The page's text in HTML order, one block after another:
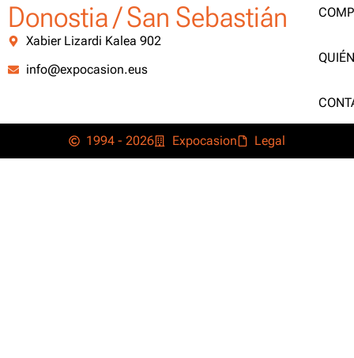
Donostia / San Sebastián
Xabier Lizardi Kalea 902
info@expocasion.eus
1994 - 2026 Expocasion Legal